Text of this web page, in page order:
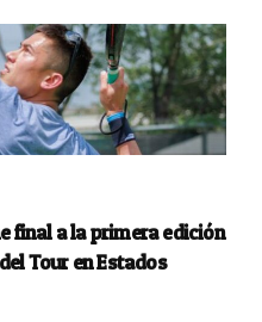
final a la primera edición
Tour en Estados